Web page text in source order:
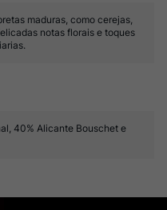
maduras, como cerejas,
notas florais e toques
40% Alicante Bouschet e